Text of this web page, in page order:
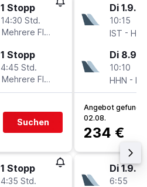
1 Stopp
14:30 Std.
Mehrere Fluglinien
1 Stopp
4:45 Std.
Mehrere Fluglinien
Suchen
1 Stopp
4:35 Std.
Di 1.9.
10:15
IST -
Di 8.9.
10:10
HHN -
Angebot
02.08.
234 €
Di 1.9.
6:55